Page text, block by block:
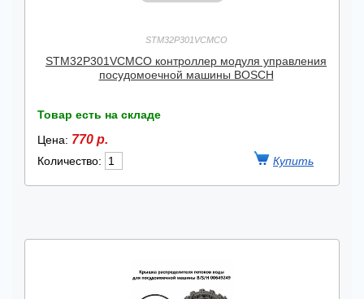
STM32P301VCMCO
STM32P301VCMCO контроллер модуля управления
посудомоечной машины BOSCH
Товар есть на складе
Цена: 770 р.
Количество: